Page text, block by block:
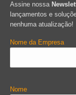
Assine nossa
lançamentos e
nenhuma atualização!
Nome da Empresa
Nome